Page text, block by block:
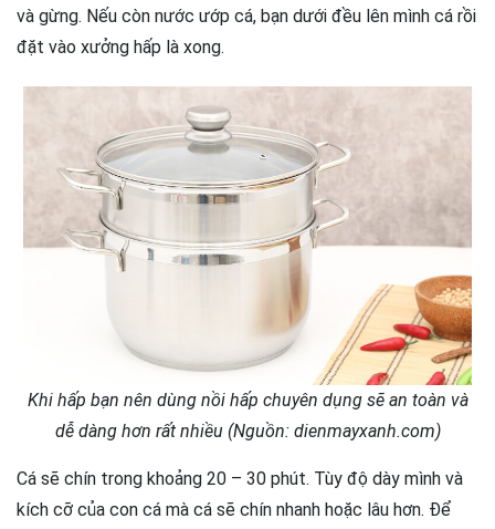
và gừng. Nếu còn nước ướp cá, bạn dưới đều lên mình cá rồi
đặt vào xưởng hấp là xong.
Khi hấp bạn nên dùng nồi hấp chuyên dụng sẽ an toàn và
dễ dàng hơn rất nhiều (Nguồn: dienmayxanh.com)
Cá sẽ chín trong khoảng 20 – 30 phút. Tùy độ dày mình và
kích cỡ của con cá mà cá sẽ chín nhanh hoặc lâu hơn. Để